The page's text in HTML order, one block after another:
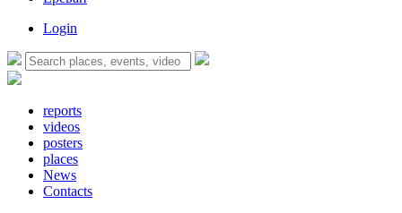
Login
reports
videos
posters
places
News
Contacts